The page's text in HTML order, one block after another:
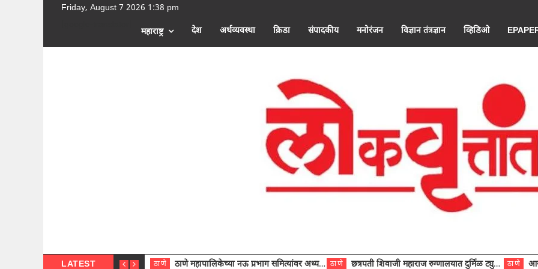
Friday, August 7 2026 1:38 pm
महाराष्ट्र देश अर्थव्यवस्था क्रिडा संपादकीय मनोरंजन विज्ञान तंत्रज्ञान व्हिडिओ
LATEST ठाणे ठाणे महापालिकेच्या नऊ प्रभाग समित्यांवर अध्यक्ष विराजमान ठाणे छत्रपती शिवाजी महाराज रुग्णालयात दुर्मिळ ट्युमरची यशस्वी शस्त्रक्रिया ठाणे आरोग्य